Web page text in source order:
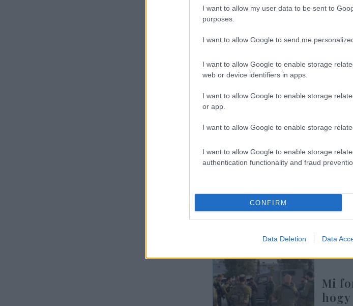
I want to allow my user data to be sent to
purposes.
I want to allow Google to send me
I want to allow Google to enable storage
web or device identifiers in apps.
I want to allow Google to enable storage
or app.
I want to allow Google to enable storage
I want to allow Google to enable storage
authentication functionality and fraud
CONFIRM
Data Deletion Data
– hálálkodott Gideon Szaár.
„Köszönjük Orbán Anita
szilárdan kitartott Izrael
Magyarország szolidaritását.
–csatlakozott hozzá
Maya
Kép: Facebook/Orbán Anita
Pew
Mi